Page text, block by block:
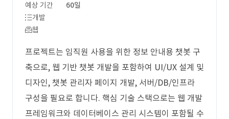
예상 기간
60일
개발
웹
프로젝트는 임직원 사용을 위한 정보 안내용 챗봇 구
축으로, 웹 기반 챗봇 개발을 포함하여 UI/UX 설계 및
디자인, 챗봇 관리자 페이지 개발, 서버/DB/인프라
구성을 필요로 합니다. 핵심 기술 스택으로는 웹 개발
프레임워크와 데이터베이스 관리 시스템이 포함될 수